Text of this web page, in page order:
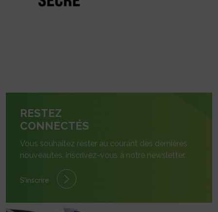
RESTEZ
CONNECTÉS
Vous souhaitez rester au courant des dernières
nouveautés, inscrivez-vous à notre newsletter.
S'inscrire